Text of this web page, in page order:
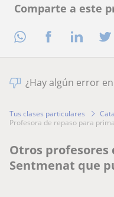
Comparte a este
¿Hay algún error
Tus clases particulares
profesora de repaso para
Otros profesores
Sentmenat que